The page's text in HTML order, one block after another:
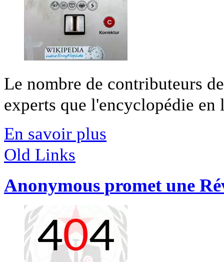
Le nombre de contributeurs
experts que l'encyclopédie
En savoir plus
Old Links
Anonymous promet une